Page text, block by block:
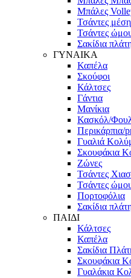
Μπάλες
Τσάντες
Τσάντες
Σακίδια
ΓΥΝΑΙΚΑ
Καπέλα
Σκούφοι
Κάλτσες
Γάντια
Μανίκια
Κασκόλ/
Περικάρπια/
Γυαλιά
Σκουφάκια
Ζώνες
Τσάντες
Τσάντες
Πορτοφόλια
Σακίδια
ΠΑΙΔΙ
Κάλτσες
Καπέλα
Σακίδια
Σκουφάκια
Γυαλάκια